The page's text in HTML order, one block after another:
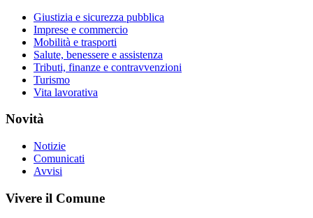
Giustizia e sicurezza pubblica
Imprese e commercio
Mobilità e trasporti
Salute, benessere e assistenza
Tributi, finanze e contravvenzioni
Turismo
Vita lavorativa
Novità
Notizie
Comunicati
Avvisi
Vivere il Comune